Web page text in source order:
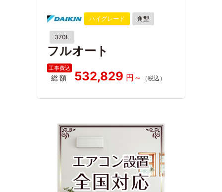
ハイグレード 角型
370L
フルオート
総額 532,829